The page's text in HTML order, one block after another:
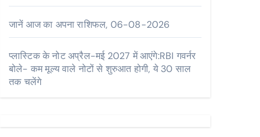
जानें आज का अपना राशिफल, 06-08-2026
प्लास्टिक के नोट अप्रैल-मई 2027 में आएंगे:RBI गवर्नर
बोले- कम मूल्य वाले नोटों से शुरुआत होगी, ये 30 साल
तक चलेंगे